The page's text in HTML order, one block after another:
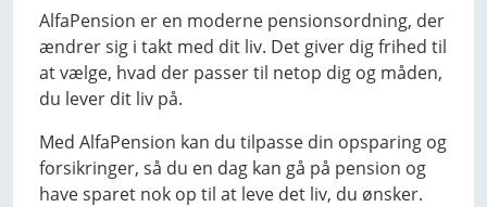
AlfaPension er en moderne pensionsordning, der
ændrer sig i takt med dit liv. Det giver dig frihed til
at vælge, hvad der passer til netop dig og måden,
du lever dit liv på.
Med AlfaPension kan du tilpasse din opsparing og
forsikringer, så du en dag kan gå på pension og
have sparet nok op til at leve det liv, du ønsker.